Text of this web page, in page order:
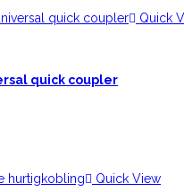
Quick
quick coupler
Quick View